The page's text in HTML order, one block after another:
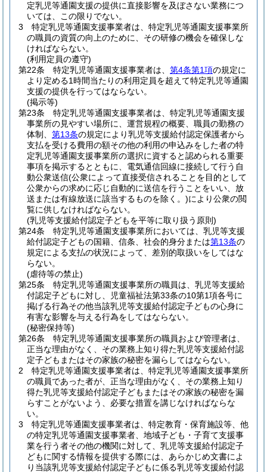
定乳児等通園支援の提供に直接影響を及ぼさない業務につ
いては、この限りでない。
3
特定乳児等通園支援事業者は、特定乳児等通園支援事業所
の職員の資質の向上のために、その研修の機会を確保しな
ければならない。
(利用定員の遵守)
第22条
特定乳児等通園支援事業者は、 第4条第1項の規定に
より定める1時間当たりの利用定員を超えて特定乳児等通園
支援の提供を行ってはならない。
(掲示等)
第23条
特定乳児等通園支援事業者は、特定乳児等通園支援
事業所の見やすい場所に、運営規程の概要、職員の勤務の
体制、 第13条の規定により乳児等支援給付認定保護者から
支払を受ける費用の額その他の利用の申込みをした者の特
定乳児等通園支援事業所の選択に資すると認められる重要
事項を掲示するとともに、電気通信回線に接続して行う自
動公衆送信(公衆によって直接受信されることを目的として
公衆からの求めに応じ自動的に送信を行うことをいい、放
送または有線放送に該当するものを除く。)により公衆の閲
覧に供しなければならない。
(乳児等支援給付認定子どもを平等に取り扱う原則)
第24条
特定乳児等通園支援事業所においては、乳児等支援
給付認定子どもの国籍、信条、社会的身分または第13条の
規定による支払の状況によって、差別的取扱いをしてはな
らない。
(虐待等の禁止)
第25条
特定乳児等通園支援事業所の職員は、乳児等支援給
付認定子どもに対し、児童福祉法第33条の10第1項各号に
掲げる行為その他当該乳児等支援給付認定子どもの心身に
有害な影響を与える行為をしてはならない。
(秘密保持等)
第26条
特定乳児等通園支援事業所の職員および管理者は、
正当な理由がなく、その業務上知り得た乳児等支援給付認
定子どもまたはその家族の秘密を漏らしてはならない。
2
特定乳児等通園支援事業者は、特定乳児等通園支援事業所
の職員であった者が、正当な理由がなく、その業務上知り
得た乳児等支援給付認定子どもまたはその家族の秘密を漏
らすことがないよう、必要な措置を講じなければならな
い。
3
特定乳児等通園支援事業者は、特定教育・保育施設等、他
の特定乳児等通園支援事業者、地域子ども・子育て支援事
業を行う者その他の機関に対して、乳児等支援給付認定子
どもに関する情報を提供する際には、あらかじめ文書によ
り当該乳児等支援給付認定子どもに係る乳児等支援給付認